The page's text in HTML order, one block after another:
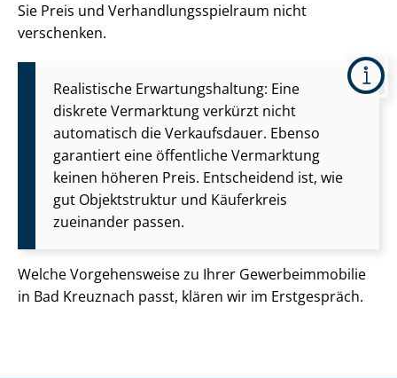
Sie Preis und Ver­hand­lungs­spiel­raum nicht
verschenken.
Realistische Er­war­tungs­hal­tung: Eine
diskrete Vermarktung verkürzt nicht
automatisch die Verkaufsdauer. Ebenso
garantiert eine öffentliche Vermarktung
keinen höheren Preis. Entscheidend ist, wie
gut Objektstruktur und Käuferkreis
zueinander passen.
Welche Vorgehensweise zu Ihrer Ge­wer­be­im­mo­bi­lie
in Bad Kreuznach passt, klären wir im Erstgespräch.